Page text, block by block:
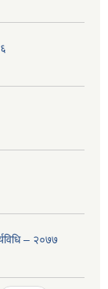
– २०७७